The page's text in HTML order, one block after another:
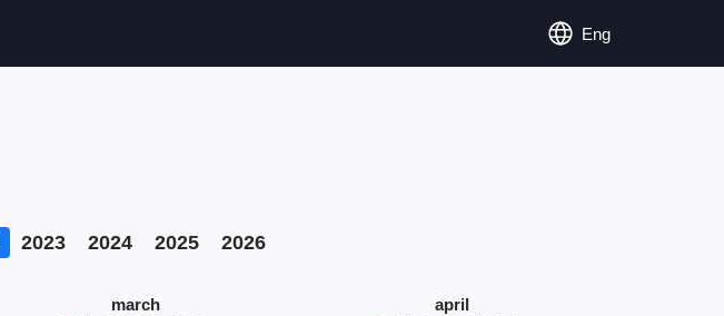
Eng
2023 2024 2025 2026
march april